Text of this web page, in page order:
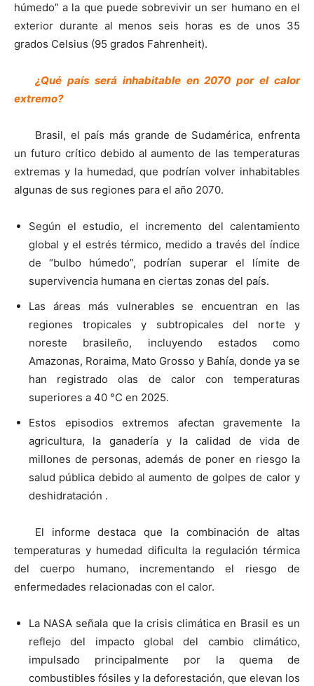
húmedo” a la que puede sobrevivir un ser humano en el
exterior durante al menos seis horas es de unos 35
grados Celsius (95 grados Fahrenheit).
¿Qué país será inhabitable en 2070 por el calor
extremo?
Brasil, el país más grande de Sudamérica, enfrenta
un futuro crítico debido al aumento de las temperaturas
extremas y la humedad, que podrían volver inhabitables
algunas de sus regiones para el año 2070.
Según el estudio, el incremento del calentamiento
global y el estrés térmico, medido a través del índice
de “bulbo húmedo”, podrían superar el límite de
supervivencia humana en ciertas zonas del país.
Las áreas más vulnerables se encuentran en las
regiones tropicales y subtropicales del norte y
noreste brasileño, incluyendo estados como
Amazonas, Roraima, Mato Grosso y Bahía, donde ya se
han registrado olas de calor con temperaturas
superiores a 40 °C en 2025.
Estos episodios extremos afectan gravemente la
agricultura, la ganadería y la calidad de vida de
millones de personas, además de poner en riesgo la
salud pública debido al aumento de golpes de calor y
deshidratación .
El informe destaca que la combinación de altas
temperaturas y humedad dificulta la regulación térmica
del cuerpo humano, incrementando el riesgo de
enfermedades relacionadas con el calor.
La NASA señala que la crisis climática en Brasil es un
reflejo del impacto global del cambio climático,
impulsado principalmente por la quema de
combustibles fósiles y la deforestación, que elevan los